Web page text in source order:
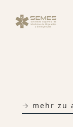
→ mehr zu